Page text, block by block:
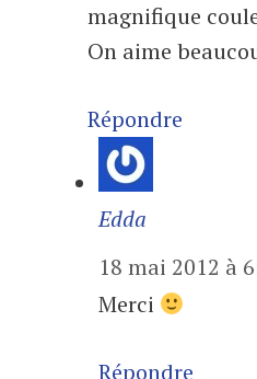
magnifique
On aime
Répondre
Edda
18 mai 2012 à
Merci
Répondre